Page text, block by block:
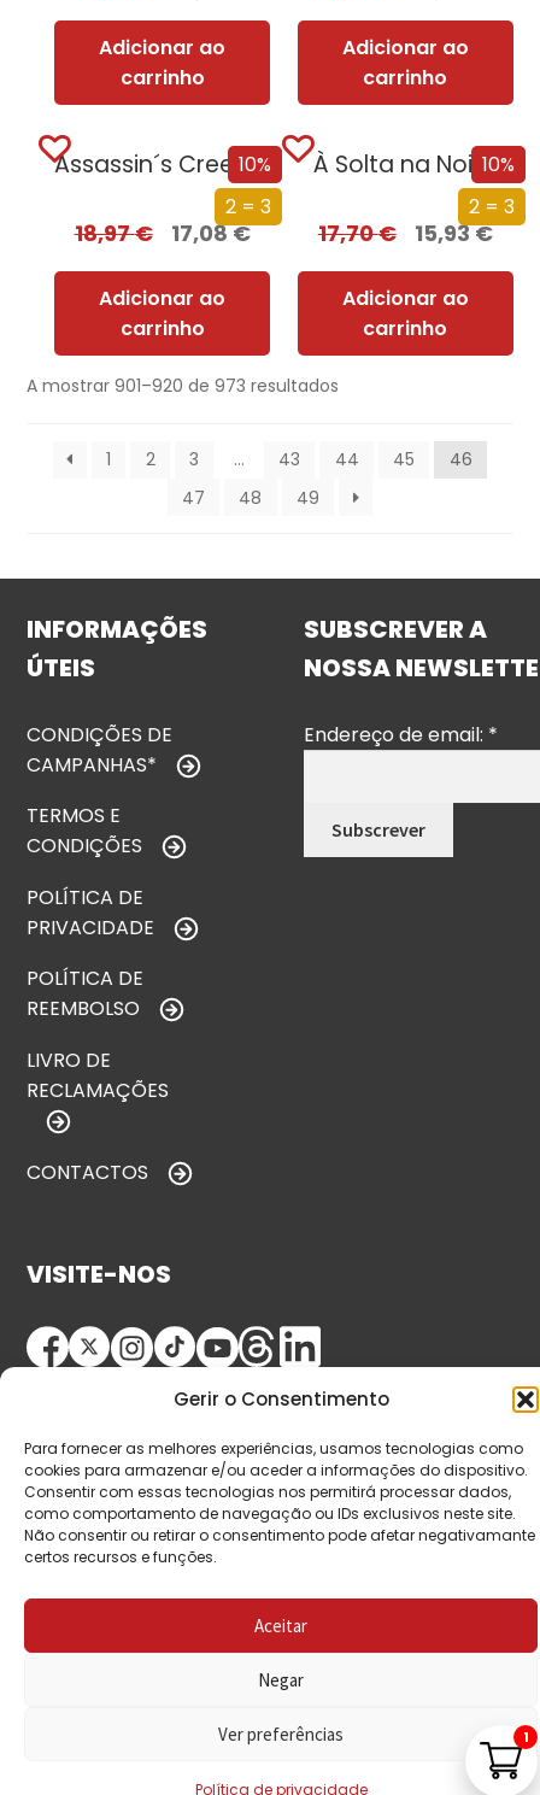
Gerir o Consentimento
Para fornecer as melhores experiências, usamos tecnologias como
cookies para armazenar e/ou aceder a informações do dispositivo.
Consentir com essas tecnologias nos permitirá processar dados,
como comportamento de navegação ou IDs exclusivos neste site.
Não consentir ou retirar o consentimento pode afetar negativamante
certos recursos e funções.
Aceitar
Negar
Ver preferências
Política de privacidade
Adicionar ao
carrinho
Adicionar ao
carrinho
10%
2 = 3
Assassin´s Creed – Cruzada Secreta
18,97€ 17,08€
Adicionar ao
carrinho
10%
2 = 3
À Solta na Noite
17,70€ 15,93€
Adicionar ao
carrinho
A mostrar 901–920 de 973 resultados
1 2 3 … 43 44 45
46
47
48 49
INFORMAÇÕES
ÚTEIS
CONDIÇÕES DE
CAMPANHAS*
TERMOS E
CONDIÇÕES
POLÍTICA DE
PRIVACIDADE
POLÍTICA DE
REEMBOLSO
LIVRO DE
RECLAMAÇÕES
CONTACTOS
SUBSCREVER A
NOSSA
Endereço de email: *
VISITE-NOS
© Copyright 2026 Saída de Emergência. Todos os
direitos reservados.
1